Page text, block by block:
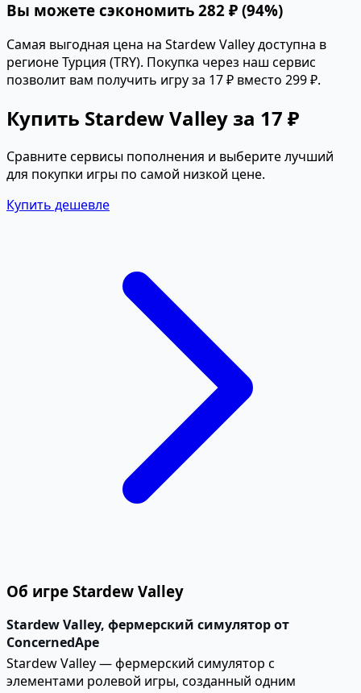
Вы можете сэкономить 282 ₽ (94%)
Самая выгодная цена на Stardew Valley доступна в
регионе Турция (TRY). Покупка через наш сервис
позволит вам получить игру за 17 ₽ вместо 299 ₽.
Купить Stardew Valley за 17 ₽
Сравните сервисы пополнения и выберите лучший
для покупки игры по самой низкой цене.
Купить дешевле
Об игре Stardew Valley
Stardew Valley, фермерский симулятор от
ConcernedApe
Stardew Valley — фермерский симулятор с
элементами ролевой игры, созданный одним